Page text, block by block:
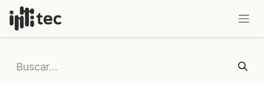
IR AL CONTENIDO